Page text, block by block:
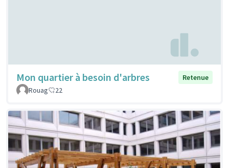
Mon quartier à besoin d'arbres
Retenue
Rouag
22